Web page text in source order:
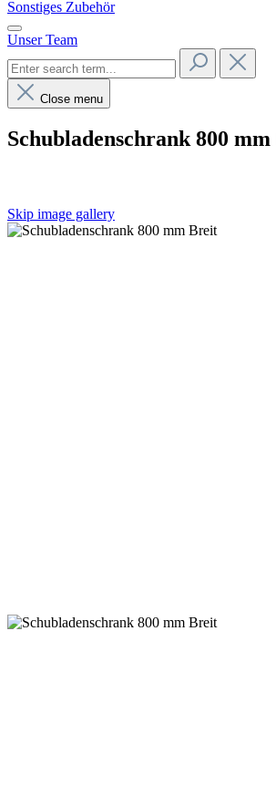
Sonstiges Zubehör
Unser Team
Close menu
Schubladenschrank 800
Skip image gallery